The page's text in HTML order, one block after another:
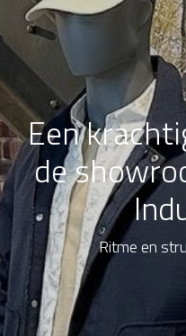
Een
de
Ritme en